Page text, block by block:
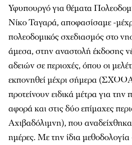
Υφυπουργό για θέματα
Νίκο Ταγαρά, αποφασίσαμε -
πολεοδομικός σχεδιασμός στο
άμεσα, στην αναστολή έκδοσης
αδειών σε περιοχές, όπου οι
εκπονηθεί μέχρι σήμερα
προτείνουν ειδικά μέτρα για
αφορά και στις δύο επίμαχες
Αχιβαδόλιμνη), που
ημέρες. Με την ίδια